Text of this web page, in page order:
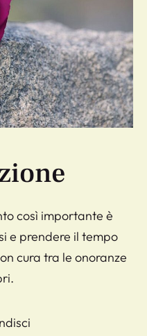
così importante è
e prendere il tempo
cura tra le onoranze